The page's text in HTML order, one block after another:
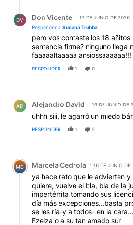
DV Don Vicente
17 DE JUNIO DE 2026
Responder a Susana Trubba
pero vos contaste los 18 añitos
sentencia firme? ninguno llega
faaaaaltaaaaa ansiossaaaaaa!!!
RESPONDER 1 0
AD Alejandro David 16 DE JUNIO DE
uhhh siii, le agarró un miedo
RESPONDER 1 2
Comentario de Marcela Cedrola.
MC Marcela Cedrola 16 DE JUNIO DE
ya hace rato que le advierten y
quiere, vuelve el bla, bla de la
impertérrita tomando sus
día más excepciones...basta
se les ría-y a todos- en la
Ezeiza o a su tan amado sur